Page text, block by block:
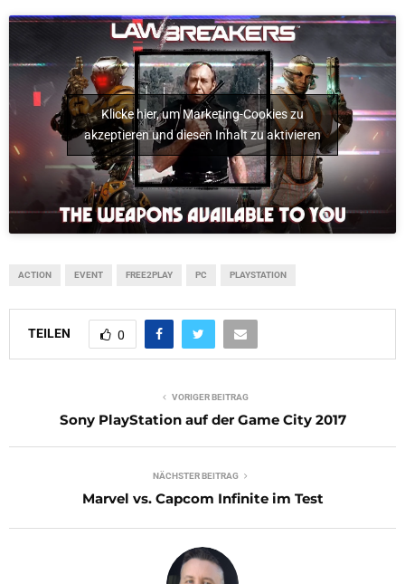
Klicke hier, um Marketing-Cookies zu
akzeptieren und diesen Inhalt zu aktivieren
ACTION EVENT FREE2PLAY PC PLAYSTATION
TEILEN 0
VORIGER BEITRAG
Sony PlayStation auf der Game City 2017
NÄCHSTER BEITRAG
Marvel vs. Capcom Infinite im Test